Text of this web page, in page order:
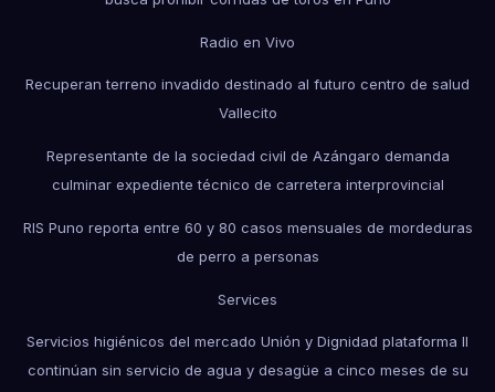
Radio en Vivo
Recuperan terreno invadido destinado al futuro centro de salud
Vallecito
Representante de la sociedad civil de Azángaro demanda
culminar expediente técnico de carretera interprovincial
RIS Puno reporta entre 60 y 80 casos mensuales de mordeduras
de perro a personas
Services
Servicios higiénicos del mercado Unión y Dignidad plataforma II
continúan sin servicio de agua y desagüe a cinco meses de su